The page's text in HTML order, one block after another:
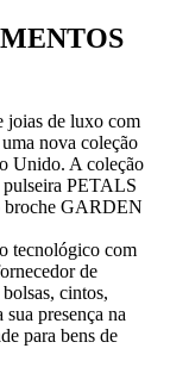
joias de luxo com
nova coleção
Unido. A coleção
PETALS
GARDEN
tecnológico com
de
cintos,
presença na
para bens de